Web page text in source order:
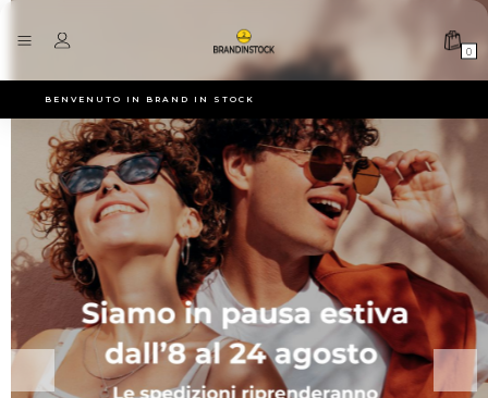
BENVENUTO IN BRAND IN STOCK
0